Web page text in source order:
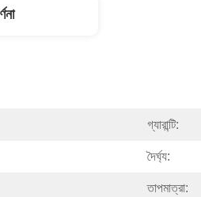
গ্যারান্টি:
দৈর্ঘ্য:
তাপমাত্রা: